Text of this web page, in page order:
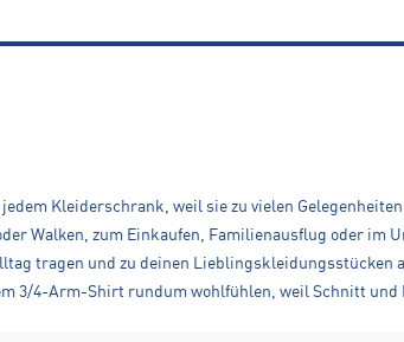
Kleiderschrank, weil sie zu vielen
oder Walken, zum Einkaufen, Familienausflug oder
tragen und zu deinen
3/4-Arm-Shirt rundum wohlfühlen, weil Schnitt und